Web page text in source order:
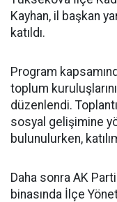
Kayhan, il başkan
katıldı.
Program
toplum
düzenlendi.
sosyal gelişimine
bulunulurken,
Daha sonra AK
binasında İlçe